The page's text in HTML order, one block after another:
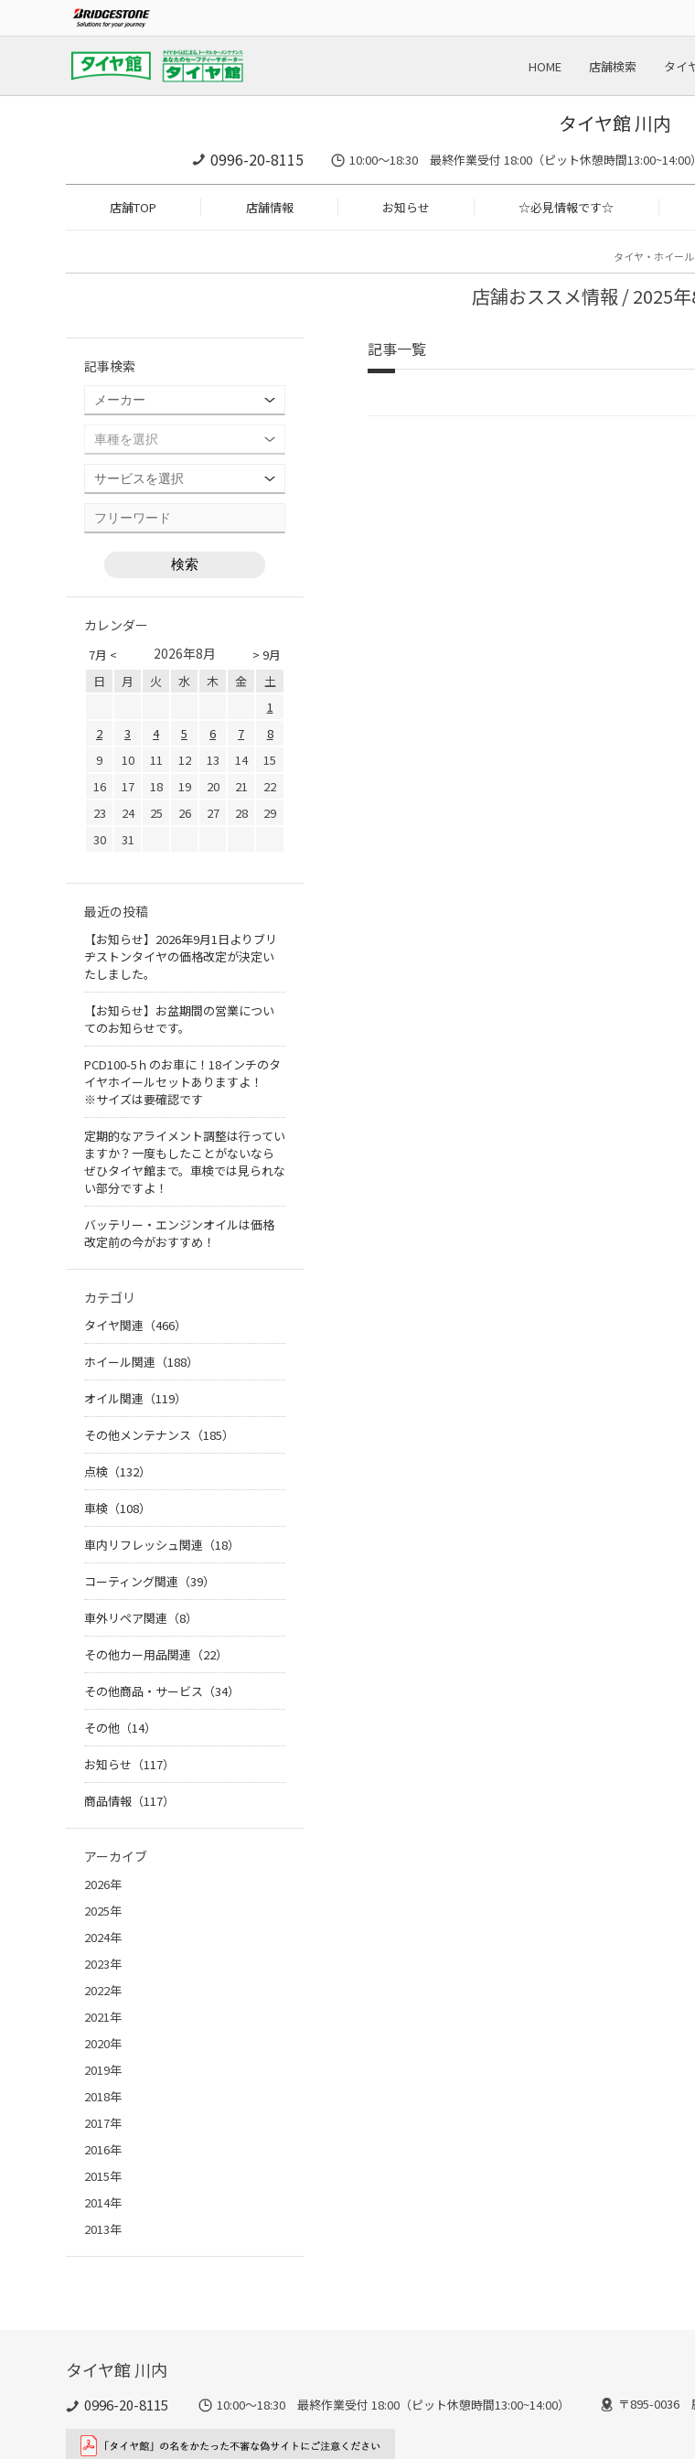
HOME 店舗検索 タイ
タイヤ館 川内
0996-20-8115 10:00～18:30 最終作業受付 18:00（ピット休憩時間13:00~14:00）
店舗TOP 店舗情報 お知らせ ☆必見情報です☆
タイヤ・ホイー
店舗おススメ情報 / 2025
記事一覧
記事検索
カレンダー
7月 < > 9月
2026年8月
日 月 火 水 木 金
土
1
2
3 4 5 6 7
8
9
10 11 12 13 14
15
16
17 18 19 20 21
22
23
24 25 26 27 28
29
30
31
最近の投稿
【お知らせ】2026年9月1日よりブリ
ヂストンタイヤの価格改定が決定い
たしました。
【お知らせ】お盆期間の営業につい
てのお知らせです。
PCD100-5ｈのお車に！18インチのタ
イヤホイールセットありますよ！
※サイズは要確認です
定期的なアライメント調整は行ってい
ますか？一度もしたことがないなら
ぜひタイヤ館まで。車検では見られな
い部分ですよ！
バッテリー・エンジンオイルは価格
改定前の今がおすすめ！
カテゴリ
タイヤ関連（466）
ホイール関連（188）
オイル関連（119）
その他メンテナンス（185）
点検（132）
車検（108）
車内リフレッシュ関連（18）
コーティング関連（39）
車外リペア関連（8）
その他カー用品関連（22）
その他商品・サービス（34）
その他（14）
お知らせ（117）
商品情報（117）
アーカイブ
2026年
2025年
2024年
2023年
2022年
2021年
2020年
2019年
2018年
2017年
2016年
2015年
2014年
2013年
タイヤ館 川内
0996-20-8115 10:00～18:30 最終作業受付 18:00（ピット休憩時間13:00~14:00） 〒895-0036